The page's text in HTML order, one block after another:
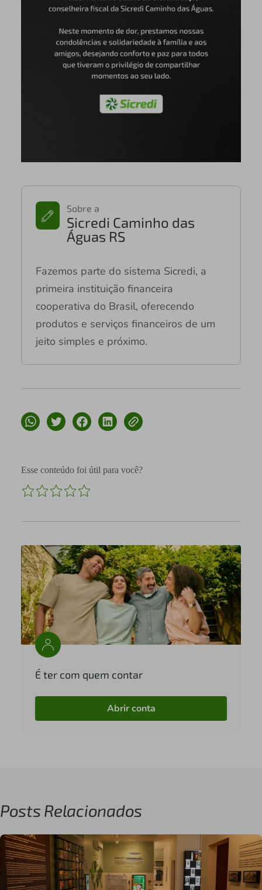
Sobre a
Sicredi Caminho das
Águas RS
Fazemos parte do sistema Sicredi, a
primeira instituição financeira
cooperativa do Brasil, oferecendo
produtos e serviços financeiros de um
jeito simples e próximo.
Esse conteúdo foi útil para você?
É ter com quem contar
Abrir conta
Posts Relacionados